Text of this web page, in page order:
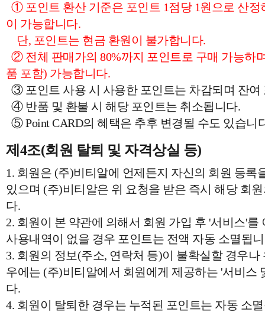
① 포인트 환산 기준은 포인트 1점당 1원으로 산정
이 가능합니다.
단, 포인트는 현금 환원이 불가합니다.
② 전체 판매가의 80%까지 포인트로 구매 가능하
품 포함) 가능합니다.
③ 포인트 사용 시 사용한 포인트는 차감되며 잔여
④ 반품 및 환불 시 해당 포인트는 취소됩니다.
⑤ Point CARD의 혜택은 추후 변경될 수도 있습니
제4조(회원 탈퇴 및 자격상실 등)
1. 회원은 (주)비티알에 언제든지 자신의 회원 등록
있으며 (주)비티알은 위 요청을 받은 즉시 해당 회
다.
2. 회원이 본 약관에 의해서 회원 가입 후 '서비스'
사용내역이 없을 경우 포인트는 전액 자동 소멸됩
3. 회원의 정보(주소, 연락처 등)이 불확실할 경우
우에는 (주)비티알에서 회원에게 제공하는 '서비스
다.
4. 회원이 탈퇴한 경우는 누적된 포인트는 자동 소